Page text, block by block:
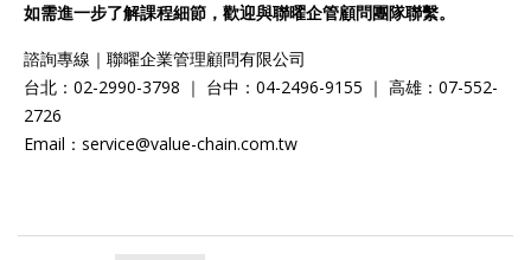
如需進一步了解課程細節，歡迎與聯曜企管顧問團隊聯繫。
諮詢專線｜聯曜企業管理顧問有限公司
台北：02-2990-3798 ｜ 台中：04-2496-9155 ｜ 高雄：07-552-
2726
Email：service@value-chain.com.tw